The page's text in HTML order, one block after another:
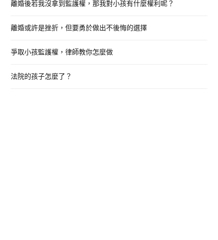
r離婚後若我沒拿到監護權，那我對小孩有什麼權利呢？
離婚或許是挫折，但要勇於做出不後悔的選擇
爭取小孩監護權，律師教你怎麼做
法院的孩子怎麼了？